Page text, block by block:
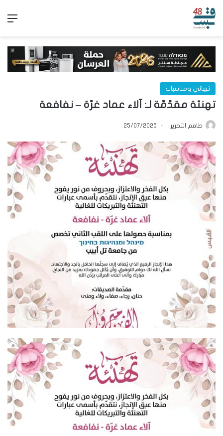
تهاني ومناسبات
تهنئة مقدّمّة لـ: آلاء عماد غرّة – نفافعة
طاقم التحرير 25/07/2025